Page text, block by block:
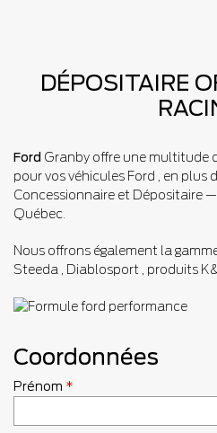
DÉPOSITAIRE
Ford Granby offre une multitude
pour vos véhicules Ford , en plus
Concessionnaire et Dépositaire
Québec.
Nous offrons également la
Steeda , Diablosport , produits
Coordonnées
Prénom *